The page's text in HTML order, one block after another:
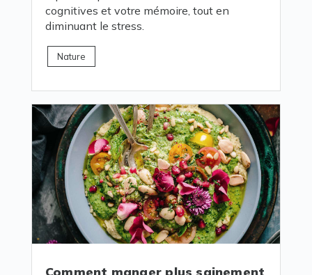
cognitives et votre mémoire, tout en
diminuant le stress.
Nature
Comment manger plus sainement